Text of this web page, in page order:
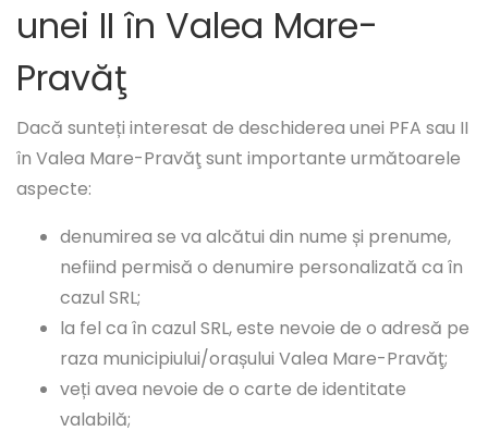
unei II în Valea Mare-
Pravăţ
Dacă sunteți interesat de deschiderea unei PFA sau II
în Valea Mare-Pravăţ sunt importante următoarele
aspecte:
denumirea se va alcătui din nume și prenume,
nefiind permisă o denumire personalizată ca în
cazul SRL;
la fel ca în cazul SRL, este nevoie de o adresă pe
raza municipiului/orașului Valea Mare-Pravăţ;
veți avea nevoie de o carte de identitate
valabilă;